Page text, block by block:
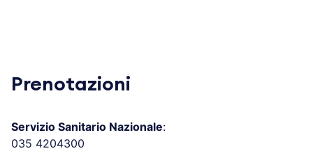
Prenotazioni
Servizio Sanitario Nazionale:
035 4204300